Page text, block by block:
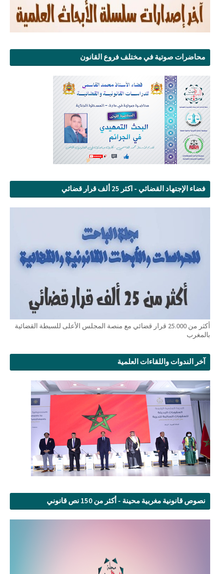
محاضرات صوتية في مختلف فروع القانون
فضاء الإجتهاد القضائي - اكثر 25 ألف قرار قضائي
أكثر من 25.000 قرار قضائي مع منصة المجلس الأعلى للسبطة القضائية
بالمغرب
آخر الندوات واللقاءات العلمية
نصوص قانونية مغربية محينة - أكثر من 150 نص قانوني